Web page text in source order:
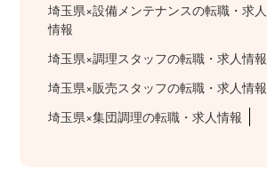
埼玉県×設備メンテナンスの転職・求人
情報
埼玉県×調理スタッフの転職・求人情報
埼玉県×販売スタッフの転職・求人情報
埼玉県×集団調理の転職・求人情報